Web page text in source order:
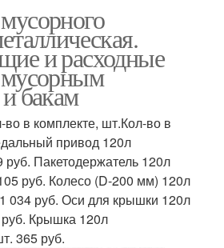
и расходные
бакам
в комплекте, шт.Кол-во в
привод 120л
Пакетодержатель 120л
руб. Колесо (D-200 мм) 120л
034 руб. Оси для крышки 120л
Крышка 120л
365 руб.